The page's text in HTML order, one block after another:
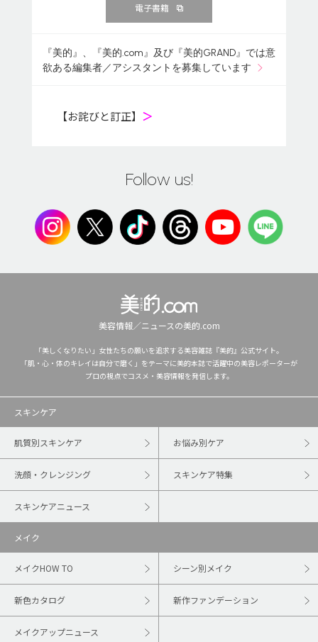
電子書籍
『美的』、『美的.com』及び『美的GRAND』では意
欲ある編集者／アシスタントを募集しています
【お詫びと訂正】 ＞
Follow us!
美容情報／ニュースの美的.com
「美しくなりたい」女性たちの願いを追求する美容雑誌『美的』公式サイト。
「肌・心・体のキレイは自分で磨く」をテーマに美的本誌で活躍中の美容レポーターが
プロの視点でコスメ・美容情報を発信します。
スキンケア
肌質別スキンケア お悩み別ケア
洗顔・クレンジング スキンケア特集
スキンケアニュース
メイク
メイクHOW TO シーン別メイク
新色カタログ 新作ファンデーション
メイクアップニュース